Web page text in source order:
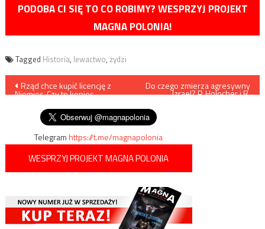
PODOBA CI SIĘ TO CO ROBIMY? WESPRZYJ PROJEKT
MAGNA POLONIA!
Tagged Historia, lewactwo, żydzi
Nawigacja
wpisu
Rząd chce kupić licencję z
Niemiec. Czy to koniec
Do czego zmierza agresywny
Izrael? P. Holocher i R.
Telegramhttps://t.me/magnapolonia
WESPRZYJ PROJEKT MAGNA POLONIA